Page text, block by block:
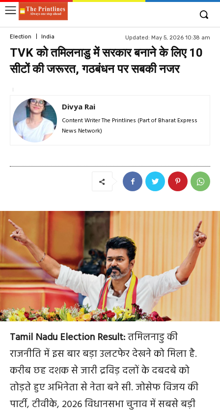
Election India Updated: May 5, 2026 10:38 am
TVK को तमिलनाडु में सरकार बनाने के लिए 10
सीटों की जरूरत, गठबंधन पर सबकी नजर
Divya Rai
Content Writer The Printlines (Part of Bharat Express
News Network)
Tamil Nadu Election Result:तमिलनाडु की
राजनीति में इस बार बड़ा उलटफेर देखने को मिला है.
करीब छह दशक से जारी द्रविड़ दलों के दबदबे को
तोड़ते हुए अभिनेता से नेता बने सी. जोसेफ विजय की
पार्टी, टीवीके, 2026 विधानसभा चुनाव में सबसे बड़ी